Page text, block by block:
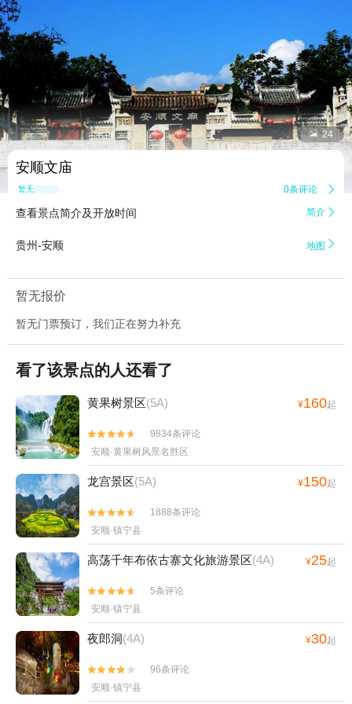
 24
安顺文庙
暂无点评 0条评论 
查看景点简介及开放时间 简介 
贵州-安顺 地图 
暂无报价
暂无门票预订，我们正在努力补充
看了该景点的人还看了
黄果树景区(5A) ¥160起


9834条评论
安顺·黄果树风景名胜区
龙宫景区(5A) ¥150起


1888条评论
安顺·镇宁县
高荡千年布依古寨文化旅游景区(4A) ¥25起


5条评论
安顺·镇宁县
夜郎洞(4A) ¥30起


96条评论
安顺·镇宁县
